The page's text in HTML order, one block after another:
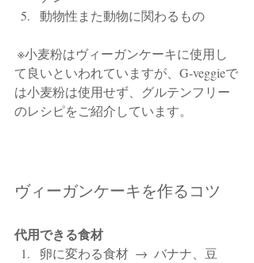
動物性また動物に関わるもの
て良いといわれていますが、G-veggieで
は小麦粉は使用せず、グルテンフリー
のレシピをご紹介しています。
ヴィーガンケーキを作るコツ
代用できる食材
卵に変わる食材  →  バナナ、豆